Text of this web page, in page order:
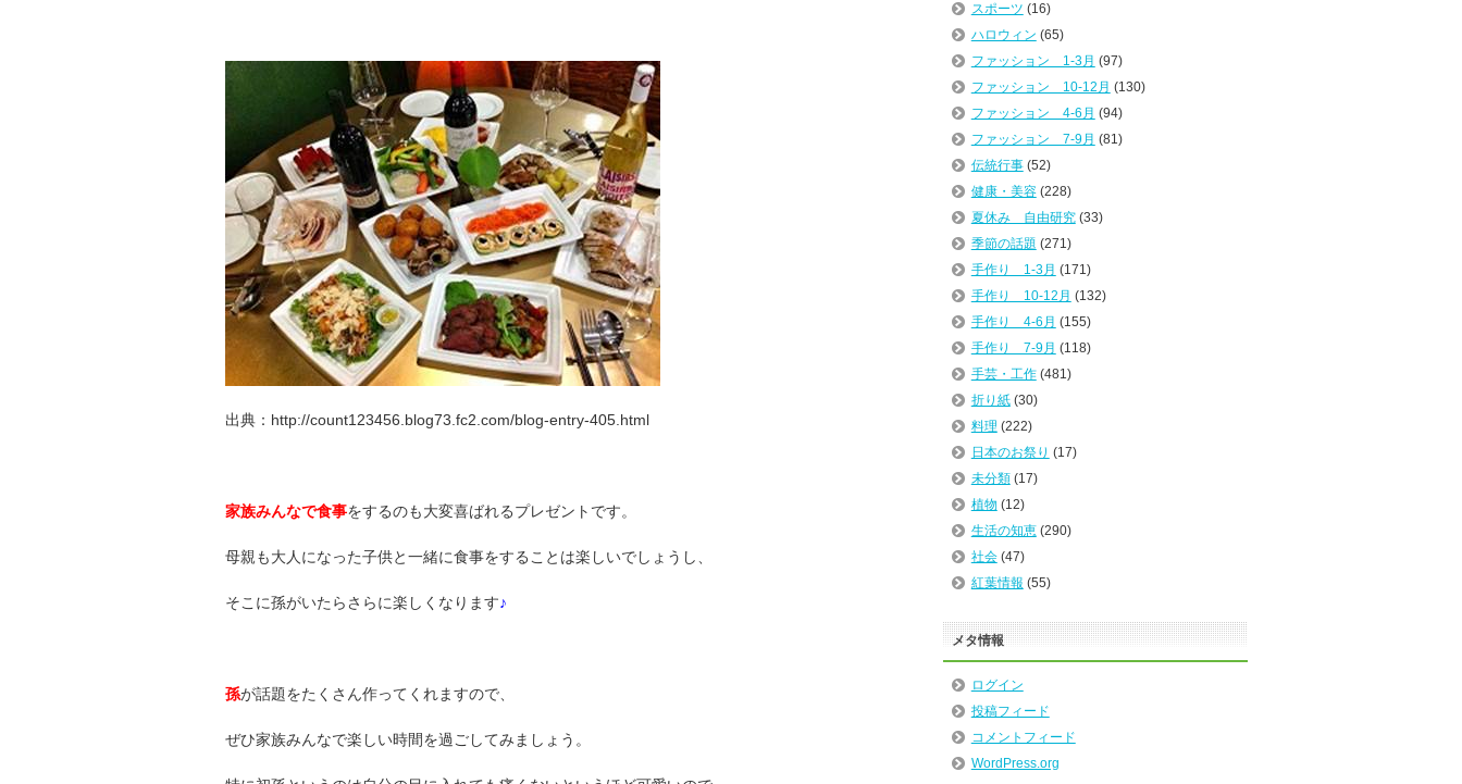
出典：http://count123456.blog73.fc2.com/blog-entry-405.html
家族みんなで食事をするのも大変喜ばれるプレゼントです。
母親も大人になった子供と一緒に食事をすることは楽しいでしょうし、
そこに孫がいたらさらに楽しくなります♪
孫が話題をたくさん作ってくれますので、
ぜひ家族みんなで楽しい時間を過ごしてみましょう。
スポーツ (16)
ハロウィン (65)
ファッション 1-3月 (97)
ファッション 10-12月 (130)
ファッション 4-6月 (94)
ファッション 7-9月 (81)
伝統行事(52)
健康・美容(228)
夏休み 自由研究(33)
季節の話題 (271)
手作り 1-3月 (171)
手作り 10-12月 (132)
手作り 4-6月 (155)
手作り 7-9月 (118)
手芸・工作(481)
折り紙(30)
料理 (222)
日本のお祭り (17)
未分類(17)
植物 (12)
生活の知恵(290)
社会(47)
紅葉情報 (55)
メタ情報
ログイン
投稿フィード
コメントフィード
WordPress.org